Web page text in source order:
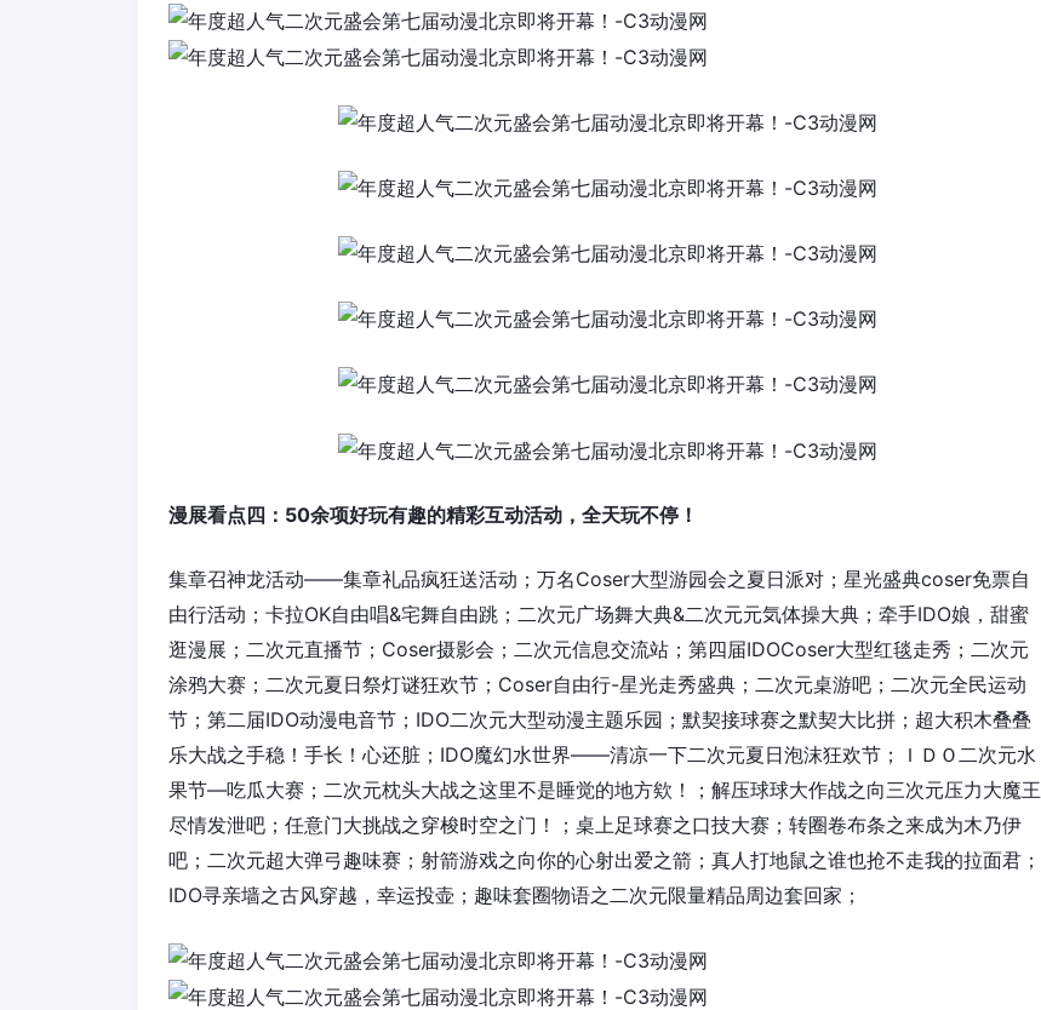
漫展看点四：50余项好玩有趣的精彩互动活动，全天玩不停！
集章召神龙活动——集章礼品疯狂送活动；万名Coser大型游园会之夏日派对；星光盛典coser免票自
由行活动；卡拉OK自由唱&宅舞自由跳；二次元广场舞大典&二次元元気体操大典；牵手IDO娘，甜蜜
逛漫展；二次元直播节；Coser摄影会；二次元信息交流站；第四届IDOCoser大型红毯走秀；二次元
涂鸦大赛；二次元夏日祭灯谜狂欢节；Coser自由行-星光走秀盛典；二次元桌游吧；二次元全民运动
节；第二届IDO动漫电音节；IDO二次元大型动漫主题乐园；默契接球赛之默契大比拼；超大积木叠叠
乐大战之手稳！手长！心还脏；IDO魔幻水世界——清凉一下二次元夏日泡沫狂欢节；ＩＤＯ二次元水
果节—吃瓜大赛；二次元枕头大战之这里不是睡觉的地方欸！；解压球球大作战之向三次元压力大魔王
尽情发泄吧；任意门大挑战之穿梭时空之门！；桌上足球赛之口技大赛；转圈卷布条之来成为木乃伊
吧；二次元超大弹弓趣味赛；射箭游戏之向你的心射出爱之箭；真人打地鼠之谁也抢不走我的拉面君；
IDO寻亲墙之古风穿越，幸运投壶；趣味套圈物语之二次元限量精品周边套回家；